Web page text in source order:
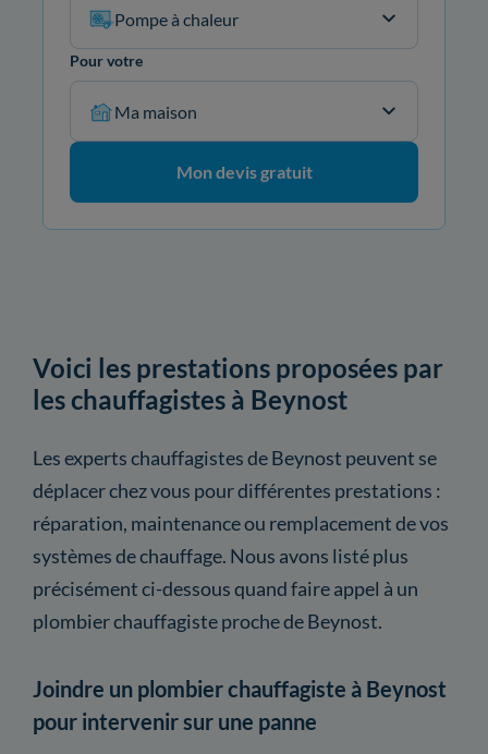
Pompe à chaleur
Pour votre
Ma maison
Mon devis gratuit
Voici les prestations proposées par
les chauffagistes à Beynost
Les experts chauffagistes de Beynost peuvent se
déplacer chez vous pour différentes prestations :
réparation, maintenance ou remplacement de vos
systèmes de chauffage. Nous avons listé plus
précisément ci-dessous quand faire appel à un
plombier chauffagiste proche de Beynost.
Joindre un plombier chauffagiste à Beynost
pour intervenir sur une panne